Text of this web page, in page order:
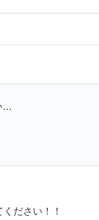
…
ださい！！